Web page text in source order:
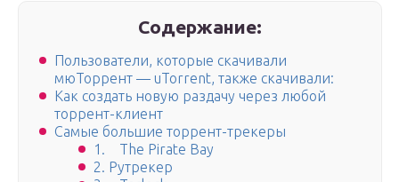
Содержание:
Пользователи, которые скачивали
мюТоррент — uTorrent, также скачивали:
Как создать новую раздачу через любой
торрент-клиент
Самые большие торрент-трекеры
1. The Pirate Bay
2. Рутрекер